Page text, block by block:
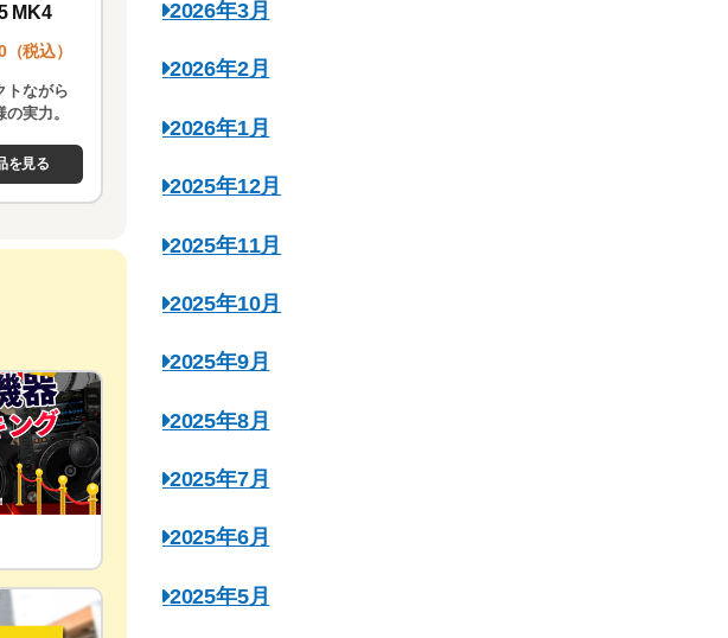
MK4
税込）
トながら
実力。
を見る
2026年3月
2026年2月
2026年1月
2025年12月
2025年11月
2025年10月
2025年9月
2025年8月
2025年7月
2025年6月
2025年5月